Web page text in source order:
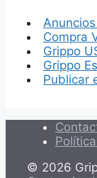
Compra
Grippo
Grippo
Publicar
© 2026